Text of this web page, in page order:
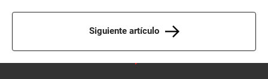
Siguiente artículo